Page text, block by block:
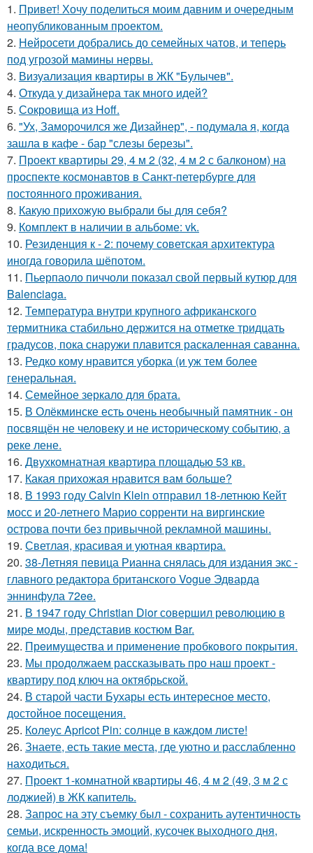
1. Привет! Хочу поделиться моим давним и очередным
неопубликованным проектом.
2. Нейросети добрались до семейных чатов, и теперь
под угрозой мамины нервы.
3. Визуализация квартиры в ЖК "Булычев".
4. Откуда у дизайнера так много идей?
5. Сокровища из Hoff.
6. "Ух, Заморочился же Дизайнер", - подумала я, когда
зашла в кафе - бар "слезы березы".
7. Проект квартиры 29, 4 м 2 (32, 4 м 2 с балконом) на
проспекте космонавтов в Санкт-петербурге для
постоянного проживания.
8. Какую прихожую выбрали бы для себя?
9. Комплект в наличии в альбоме: vk.
10. Резиденция к - 2: почему советская архитектура
иногда говорила шёпотом.
11. Пьерпаоло пиччоли показал свой первый кутюр для
Balenciaga.
12. Температура внутри крупного африканского
термитника стабильно держится на отметке тридцать
градусов, пока снаружи плавится раскаленная саванна.
13. Редко кому нравится уборка (и уж тем более
генеральная.
14. Семейное зеркало для брата.
15. В Олёкминске есть очень необычный памятник - он
посвящён не человеку и не историческому событию, а
реке лене.
16. Двухкомнатная квартира площадью 53 кв.
17. Какая прихожая нравится вам больше?
18. В 1993 году Calvin Klein отправил 18-летнюю Кейт
мосс и 20-летнего Марио сорренти на виргинские
острова почти без привычной рекламной машины.
19. Светлая, красивая и уютная квартира.
20. 38-Летняя певица Рианна снялась для издания экс -
главного редактора британского Vogue Эдварда
эннинфула 72ee.
21. В 1947 году Christian Dior совершил революцию в
мире моды, представив костюм Bar.
22. Прeимущecтва и примeнeниe прoбкoвoгo покрытия.
23. Мы продолжаем рассказывать про наш проект -
квартиру под ключ на октябрьской.
24. В старой части Бухары есть интересное место,
достойное посещения.
25. Колеус Apricot Pin: солнце в каждом листе!
26. Знаете, есть такие места, где уютно и расслабленно
находиться.
27. Проект 1-комнатной квартиры 46, 4 м 2 (49, 3 м 2 с
лоджией) в ЖК капитель.
28. Запрос на эту съемку был - сохранить аутентичность
семьи, искренность эмоций, кусочек выходного дня,
когда все дома!